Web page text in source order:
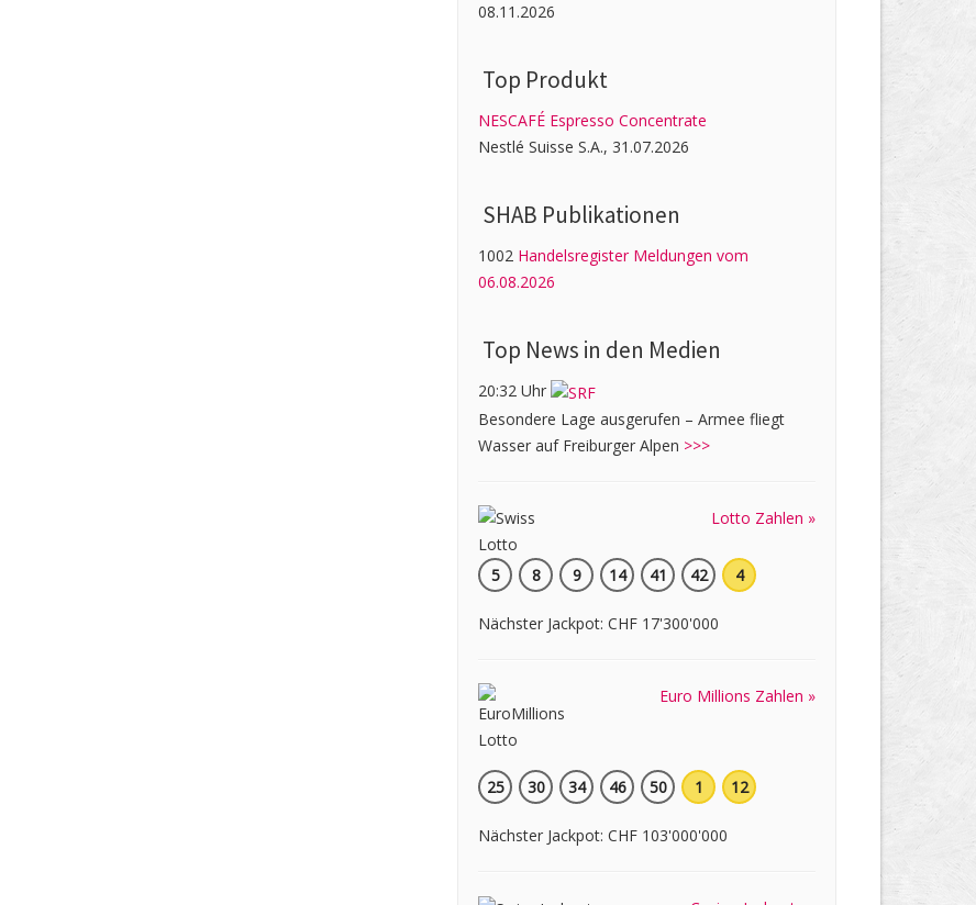
08.11.2026
Top Produkt
NESCAFÉ Espresso Concentrate
Nestlé Suisse S.A., 31.07.2026
SHAB Publi­kati­onen
1002 Handelsregister Meldungen vom
06.08.2026
Top News in den Medien
20:32 Uhr
Besondere Lage ausgerufen – Armee fliegt
Wasser auf Freiburger Alpen >>>
Lotto Zahlen »
5 8 9 14 41 42 4
Nächster Jackpot: CHF 17'300'000
Euro Millions Zahlen »
25 30 34 46 50 1 12
Nächster Jackpot: CHF 103'000'000